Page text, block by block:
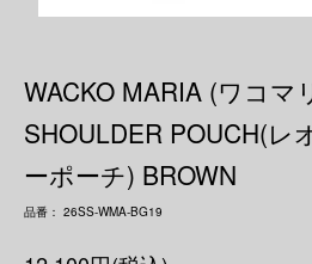
WACKO MARIA (ワコマ
SHOULDER POUCH(レ
ーポーチ) BROWN
品番： 26SS-WMA-BG19